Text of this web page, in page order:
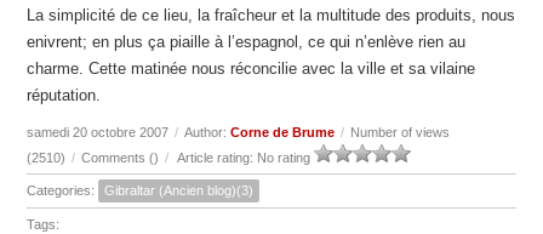
La simplicité de ce lieu, la fraîcheur et la multitude des produits, nous
enivrent; en plus ça piaille à l’espagnol, ce qui n’enlève rien au
charme. Cette matinée nous réconcilie avec la ville et sa vilaine
réputation.
samedi 20 octobre 2007 / Author:Corne de Brume / Number of views
(2510) / Comments () / Article rating: No rating
Categories: Gibraltar (Ancien blog)(3)
Tags: